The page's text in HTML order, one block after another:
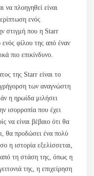
να πλοηγηθεί είναι
ενός
στιγμή που η Starr
φίλου της από έναν
πιο επικίνδυνο.
της Starr είναι το
των αναγνώστη
η ηρωίδα μιλήσει
ισορροπία που έχει
να είναι βέβαιο ότι θα
θα προδώσει ένα πολύ
η ιστορία εξελίσσεται,
από τη στάση της, όπως η
της, η επιχείρηση